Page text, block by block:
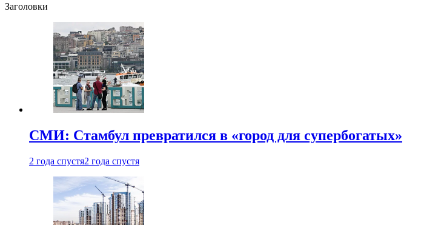
Заголовки
СМИ: Стамбул превратился в «город для супербогатых»
2 года спустя2 года спустя